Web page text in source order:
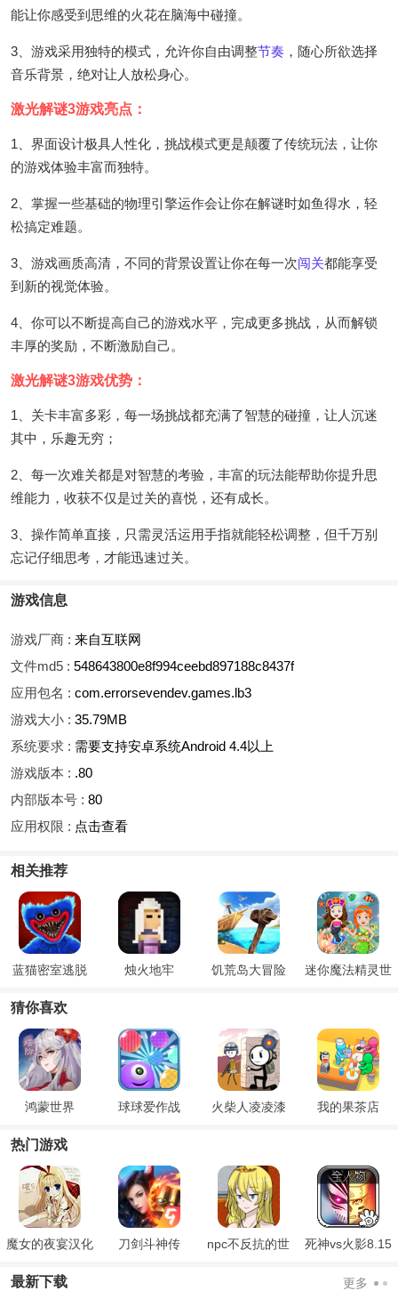
能让你感受到思维的火花在脑海中碰撞。
3、游戏采用独特的模式，允许你自由调整节奏 ，随心所欲选择
音乐背景，绝对让人放松身心。
激光解谜3游戏亮点：
1、界面设计极具人性化，挑战模式更是颠覆了传统玩法，让你
的游戏体验丰富而独特。
2、掌握一些基础的物理引擎运作会让你在解谜时如鱼得水，轻
松搞定难题。
3、游戏画质高清，不同的背景设置让你在每一次闯关都能享受
到新的视觉体验。
4、你可以不断提高自己的游戏水平，完成更多挑战，从而解锁
丰厚的奖励，不断激励自己。
激光解谜3游戏优势：
1、关卡丰富多彩，每一场挑战都充满了智慧的碰撞，让人沉迷
其中，乐趣无穷；
2、每一次难关都是对智慧的考验，丰富的玩法能帮助你提升思
维能力，收获不仅是过关的喜悦，还有成长。
3、操作简单直接，只需灵活运用手指就能轻松调整，但千万别
忘记仔细思考，才能迅速过关。
游戏信息
游戏厂商 : 来自互联网
文件md5 : 548643800e8f994ceebd897188c8437f
应用包名 : com.errorsevendev.games.lb3
游戏大小 : 35.79MB
系统要求 : 需要支持安卓系统Android 4.4以上
游戏版本 : .80
内部版本号 : 80
应用权限 : 点击查看
相关推荐
蓝猫密室逃脱 烛火地牢 饥荒岛大冒险
迷你魔法精灵世
猜你喜欢
鸿蒙世界 球球爱作战 火柴人凌凌漆 我的果茶店
热门游戏
魔女的夜宴汉化
刀剑斗神传
npc不反抗的世
死神vs火影8.15
最新下载 更多